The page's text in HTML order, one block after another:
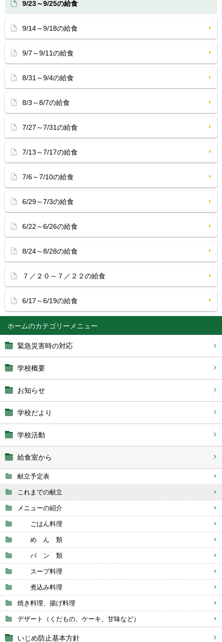
ホーム
緊急災害時の対応
学校概要
お知らせ
学校だより
学校活動
給食室から
献立予定表
これまでの献立
メニューの紹介
ごはん料理
め ん 類
パ ン 類
スープ料理
煮込み料理
焼き料理、揚げ料理
デザート（くだもの、ケーキ、甘味など）
いじめ防止基本方針
9/23～9/25の給食
9/14～9/18の給食
9/7～9/11の給食
8/31～9/4の給食
8/3～8/7の給食
7/27～7/31の給食
7/13～7/17の給食
7/6～7/10の給食
6/29～7/3の給食
6/22～6/26の給食
8/24～8/28の給食
７／２０～７／２２の給食
6/17～6/19の給食